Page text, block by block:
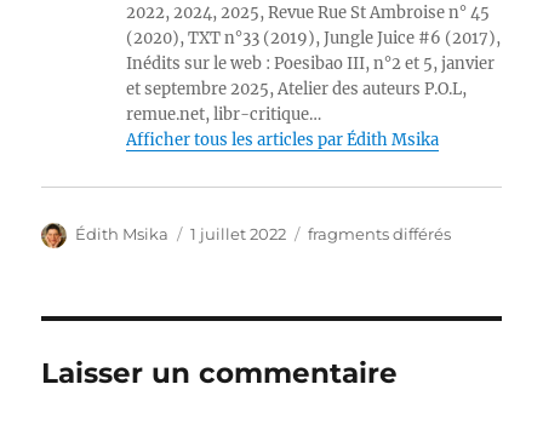
2022, 2024, 2025, Revue Rue St Ambroise n° 45
(2020), TXT n°33 (2019), Jungle Juice #6 (2017),
Inédits sur le web : Poesibao III, n°2 et 5, janvier
et septembre 2025, Atelier des auteurs P.O.L,
remue.net, libr-critique…
Afficher tous les articles par Édith Msika
Auteur
Édith Msika
Publié
1 juillet 2022 Catégories
fragments différés
Laisser un commentaire